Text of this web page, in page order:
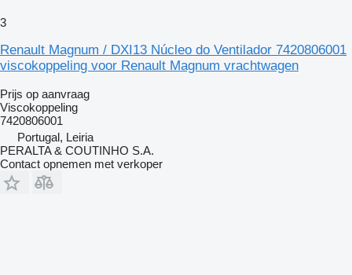
3
Renault Magnum / DXI13 Núcleo do Ventilador 7420806001
viscokoppeling voor Renault Magnum vrachtwagen
Prijs op aanvraag
Viscokoppeling
7420806001
Portugal, Leiria
PERALTA & COUTINHO S.A.
Contact opnemen met verkoper